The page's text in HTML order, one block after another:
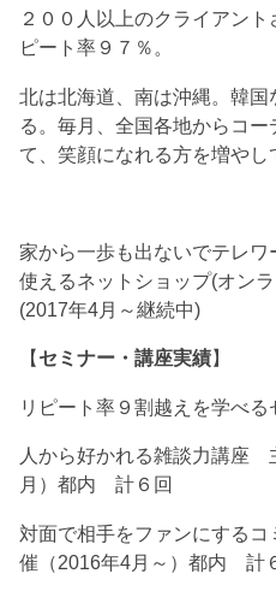
２００人以上のクライアン
ピート率９７％。
北は北海道、南は沖縄。韓
る。毎月、全国各地からコ
て、笑顔になれる方を増やし
家から一歩も出ないでテレ
使えるネットショップ(オン
(2017年4月～継続中)
【セミナー・講座実績】
リピート率９割越えを学べ
人から好かれる雑談力講座
月）都内 計６回
対面で相手をファンにする
催（2016年4月～）都内 計